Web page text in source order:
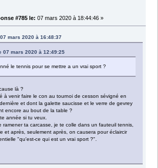
#785 le: 07 mars 2020 à 18:44:46 »
mars 2020 à 16:48:37
07 mars 2020 à 12:49:25
le tennis pour se mettre a un vrai sport ?
là ?
à venir faire le con au tournoi de cesson sévigné en
et dont la galette saucisse et le verre de gevrey
encore au bout de la table ?
année si tu veux.
ramener ta carcasse, je te colle dans un fauteuil tennis,
et après, seulement après, on causera pour éclaircir
"qu'est-ce qui est un vrai sport ?".